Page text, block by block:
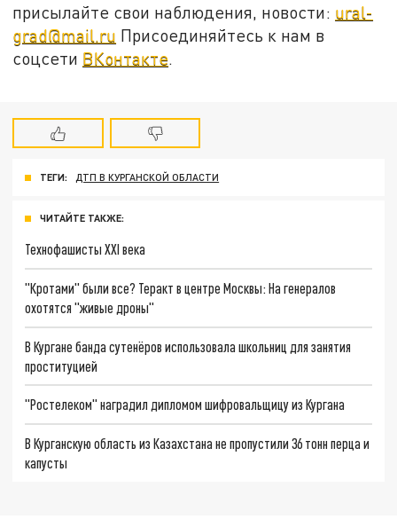
присылайте свои наблюдения, новости: ural-
grad@mail.ru Присоединяйтесь к нам в
соцсети ВКонтакте.
ТЕГИ: ДТП В КУРГАНСКОЙ ОБЛАСТИ
ЧИТАЙТЕ ТАКЖЕ:
Технофашисты XXI века
"Кротами" были все? Теракт в центре Москвы: На генералов
охотятся "живые дроны"
В Кургане банда сутенёров использовала школьниц для занятия
проституцией
"Ростелеком" наградил дипломом шифровальщицу из Кургана
В Курганскую область из Казахстана не пропустили 36 тонн перца и
капусты